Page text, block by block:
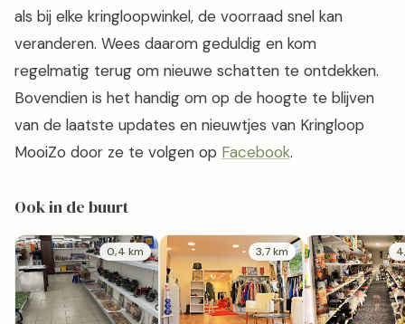
als bij elke kringloopwinkel, de voorraad snel kan
veranderen. Wees daarom geduldig en kom
regelmatig terug om nieuwe schatten te ontdekken.
Bovendien is het handig om op de hoogte te blijven
van de laatste updates en nieuwtjes van Kringloop
MooiZo door ze te volgen op Facebook.
Ook in de buurt
0,4 km 3,7 km